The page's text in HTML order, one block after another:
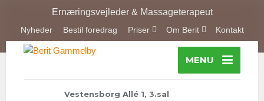
Ernæringsvejleder & Massageterapeut
Nyheder Bestil foredrag Priser Om Berit Kontakt
MENU
Vestensborg Allé 1, 3.sal